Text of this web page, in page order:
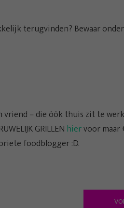
terugvinden? Bewaar
vriend – die óók thuis zit te
GRILLENhiervoor maar
foodblogger :D.